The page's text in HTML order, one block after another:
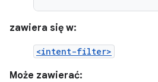
zawiera się w:
<intent-filter>
Może zawierać: